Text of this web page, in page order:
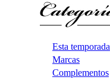
Esta temporada
Marcas
Complementos